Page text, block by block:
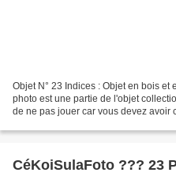
Objet N° 23 Indices : Objet en bois et
photo est une partie de l'objet
de ne pas jouer car vous devez avoir
CéKoiSulaFoto ??? 23